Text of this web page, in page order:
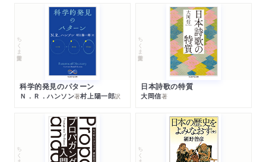
ちくま学芸文庫
科学的発見のパターン
Ｎ．Ｒ．ハンソン著村上陽一郎訳
ちくま学芸文庫
日本詩歌の特質
大岡信著
ちくま学芸文庫 ちくま学芸文庫